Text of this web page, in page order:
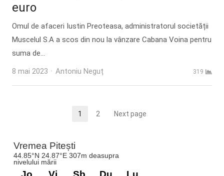
euro
Omul de afaceri Iustin Preoteasa, administratorul societății
Muscelul S.A a scos din nou la vânzare Cabana Voina pentru
suma de…
8 mai 2023
Author
Antoniu Neguț 319
Page
1 Page
2 Next page